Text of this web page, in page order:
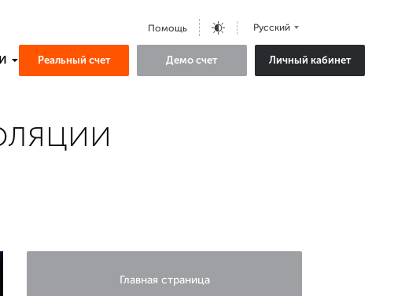
Помощь Русский
Реальный счет Демо счет Личный кабинет
Главная страница